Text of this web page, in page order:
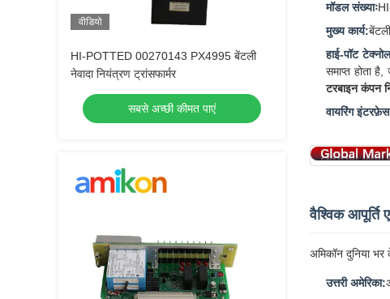
वीडियो
HI-POTTED 00270143 PX4995 बेंटली
नेवादा नियंत्रण ट्रांसफार्मर
सबसे अच्छी कीमत पाएं
मॉडल संख्याः
मुख्य कार्य:
हाई-पॉट
समाप्त होता
टरबाइन कंपन
वायरिंग
वैश्विक आपूर्ति
अमिकॉन दुनिया
उत्तरी अमेरिका: